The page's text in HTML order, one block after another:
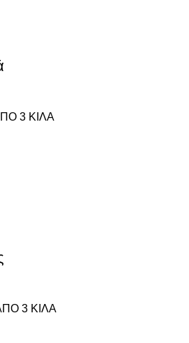
3 ΚΙΛΑ
3 ΚΙΛΑ